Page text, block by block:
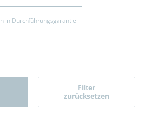
in Durchführungsgarantie
Filter
zurücksetzen